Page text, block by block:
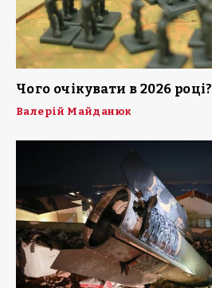
Чого очікувати в 2026 році?
Валерій Майданюк